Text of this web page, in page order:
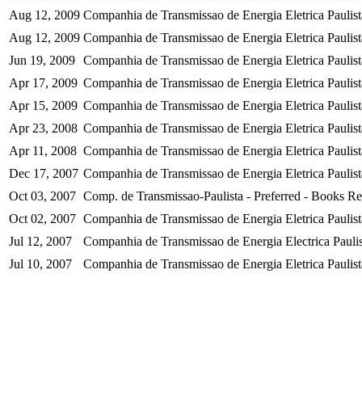
Aug 12, 2009 Companhia de Transmissao de Energia Eletrica
Aug 12, 2009 Companhia de Transmissao de Energia Eletrica
Jun 19, 2009 Companhia de Transmissao de Energia Eletrica
Apr 17, 2009 Companhia de Transmissao de Energia Eletrica
Apr 15, 2009 Companhia de Transmissao de Energia Eletrica
Apr 23, 2008 Companhia de Transmissao de Energia Eletrica
Apr 11, 2008 Companhia de Transmissao de Energia Eletrica
Dec 17, 2007 Companhia de Transmissao de Energia Eletrica
Oct 03, 2007 Comp. de Transmissao-Paulista - Preferred - Books
Oct 02, 2007 Companhia de Transmissao de Energia Eletrica
Jul 12, 2007
Companhia de Transmissao de Energia Electrica
Jul 10, 2007
Companhia de Transmissao de Energia Eletrica